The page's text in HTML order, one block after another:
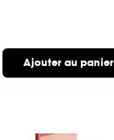
Ajouter au panier